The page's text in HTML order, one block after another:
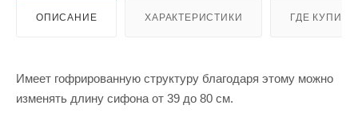
ОПИСАНИЕ ХАРАКТЕРИСТИКИ ГДЕ КУПИТЬ
Имеет гофрированную структуру благодаря этому можно
изменять длину сифона от 39 до 80 см.